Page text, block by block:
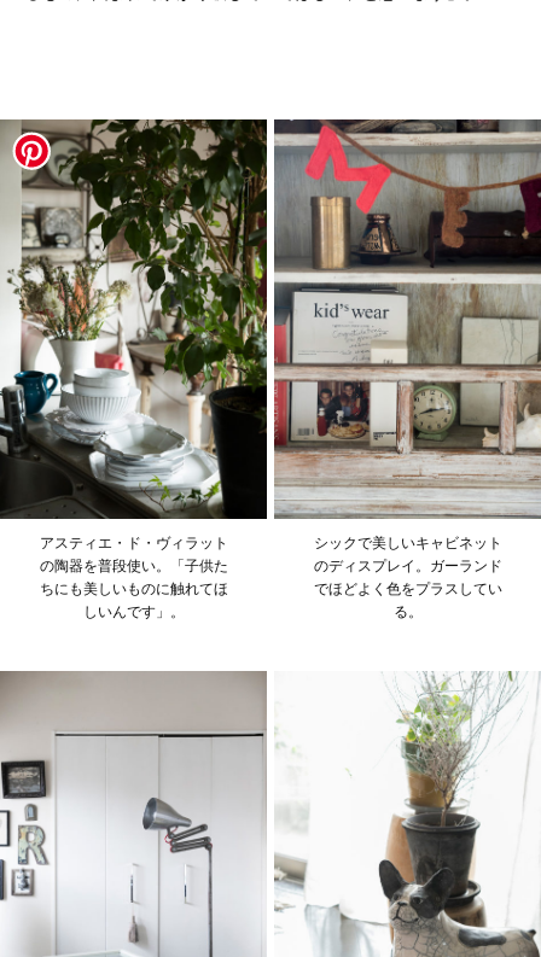
アスティエ・ド・ヴィラット
の陶器を普段使い。「子供た
ちにも美しいものに触れてほ
しいんです」。
シックで美しいキャビネット
のディスプレイ。ガーランド
でほどよく色をプラスしてい
る。